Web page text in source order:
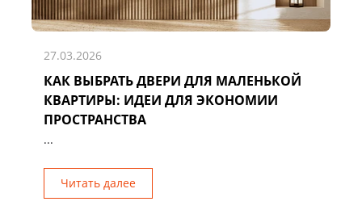
27.03.2026
КАК ВЫБРАТЬ ДВЕРИ ДЛЯ МАЛЕНЬКОЙ
КВАРТИРЫ: ИДЕИ ДЛЯ ЭКОНОМИИ
ПРОСТРАНСТВА
...
Читать далее